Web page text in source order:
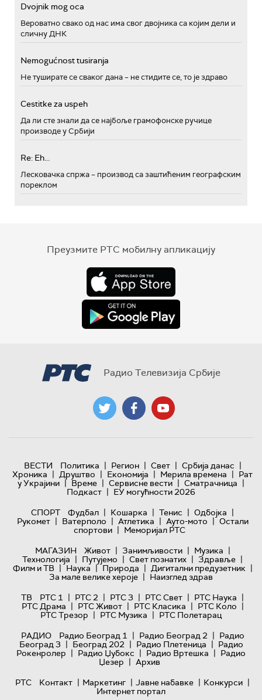
Dvojnik mog oca
Вероватно свако од нас има свог двојника са којим дели и
сличну ДНК
Nemogućnost tusiranja
Не туширате се сваког дана – не стидите се, то је здраво
Cestitke za uspeh
Да ли сте знали да се најбоље грамофонске ручице
производе у Србији
Re: Eh...
Лесковачка спржа – производ са заштићеним географским
пореклом
Преузмите РТС мобилну апликацију
Радио Телевизија Србије
ВЕСТИ Политика | Регион | Свет | Србија данас |
Хроника | Друштво | Економија | Мерила времена | Рат
у Украјини | Време | Сервисне вести | Сматрачница |
Подкаст | ЕУ могућности 2026
СПОРТ
Фудбал | Кошарка | Тенис | Одбојка |
Рукомет | Ватерполо | Атлетика | Ауто-мото | Остали
спортови | Меморијал РТС
МАГАЗИН
Живот | Занимљивости | Музика |
Технологијa | Путујемо | Свет познатих | Здравље |
Филм и ТВ | Наука | Природа | Дигитални предузетник |
За мале велике хероје | Наизглед здрав
ТВ
РТС 1 | РТС 2 | РТС 3 | РТС Свет | РТС Наука |
РТС Драма | РТС Живот | РТС Класика | РТС Коло |
РТС Трезор | РТС Музика | РТС Полетарац
РАДИО
Радио Београд 1 | Радио Београд 2 | Радио
Београд 3 | Београд 202 | Радио Плетеница | Радио
Рокенролер | Радио Џубокс | Радио Вртешка | Радио
Џезер | Архив
РТС
Контакт | Маркетинг | Јавне набавке | Конкурси |
Интернет портал